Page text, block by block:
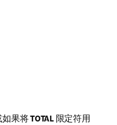
如果将TOTAL限定符用